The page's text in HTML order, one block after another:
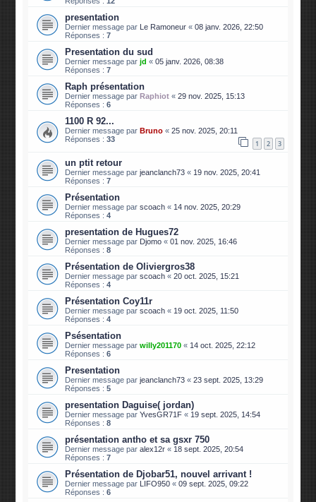
presentation
Dernier message par Le Ramoneur «08 janv. 2026, 22:50
Réponses :7
Presentation du sud
Dernier message parjd «05 janv. 2026, 08:38
Réponses :7
Raph présentation
Dernier message par Raphiot «29 nov. 2025, 15:13
Réponses :6
1100 R 92...
Dernier message par Bruno «25 nov. 2025, 20:11
Réponses :33 1 2 3
un ptit retour
Dernier message parjeanclanch73 « 19 nov. 2025, 20:41
Réponses :7
Présentation
Dernier message parscoach « 14 nov. 2025, 20:29
Réponses :4
presentation de Hugues72
Dernier message par Djomo «01 nov. 2025, 16:46
Réponses :8
Présentation de Oliviergros38
Dernier message parscoach «20 oct. 2025, 15:21
Réponses :4
Présentation Coy11r
Dernier message parscoach « 19 oct. 2025, 11:50
Réponses :4
Psésentation
Dernier message parwilly201170 « 14 oct. 2025, 22:12
Réponses :6
Presentation
Dernier message parjeanclanch73 «23 sept. 2025, 13:29
Réponses :5
presentation Daguise( jordan)
Dernier message parYvesGR71F « 19 sept. 2025, 14:54
Réponses :8
présentation antho et sa gsxr 750
Dernier message paralex12r « 18 sept. 2025, 20:54
Réponses :7
Présentation de Djobar51, nouvel arrivant !
Dernier message par LIFO950 «09 sept. 2025, 09:22
Réponses :6